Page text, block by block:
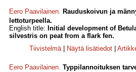
Eero Paavilainen. Rauduskoivun ja
lettoturpeella.
English title: Initial development of
silvestris on peat from a flark fen.
Tiivistelmä| Näytä lisätiedot
Eero Paavilainen. Typpilannoituksen